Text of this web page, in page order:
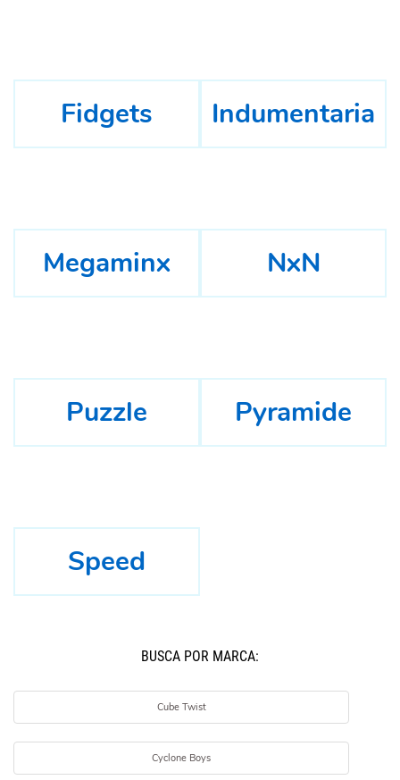
Fidgets Indumentaria
Megaminx NxN
Puzzle Pyramide
Speed
BUSCÁ POR MARCA:
Cube Twist
Cyclone Boys